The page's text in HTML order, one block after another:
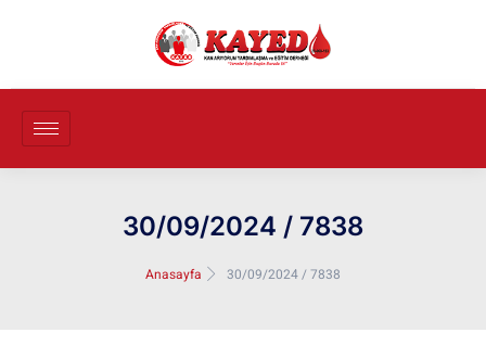
30/09/2024 / 7838
Anasayfa 30/09/2024 / 7838